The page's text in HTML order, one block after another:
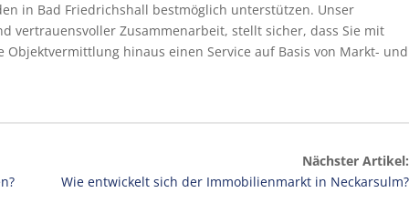
in Bad Friedrichshall bestmöglich unterstützen. Unser
vertrauensvoller Zusammenarbeit, stellt sicher, dass Sie mit
hinaus einen Service auf Basis von Markt- und
Nächster Artikel:
Wie entwickelt sich der Immobilienmarkt in Neckarsulm?